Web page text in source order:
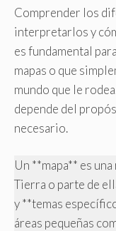
Comprender los
interpretarlos y
es fundamental
mapas o que
mundo que le
depende del
necesario.
Un **mapa** es
Tierra o parte de
y **temas
áreas pequeñas